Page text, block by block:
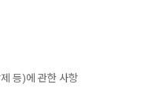
등)에 관한 사항